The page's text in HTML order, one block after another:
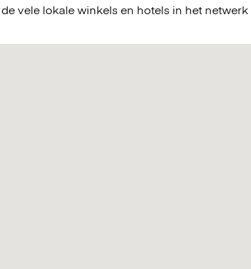
vele lokale winkels en hotels in het